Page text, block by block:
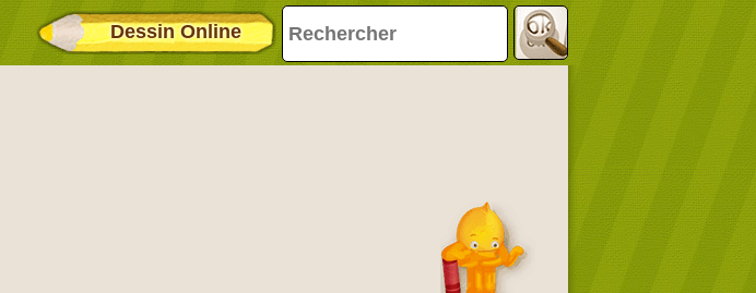
Dessin Online